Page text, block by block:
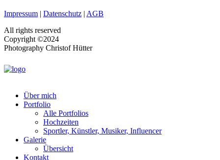
Impressum | Datenschutz | AGB
All rights reserved
Copyright ©2024
Photography Christof Hütter
Über mich
Portfolio
Alle Portfolios
Hochzeiten
Sportler, Künstler, Musiker, Influencer
Galerie
Übersicht
Kontakt